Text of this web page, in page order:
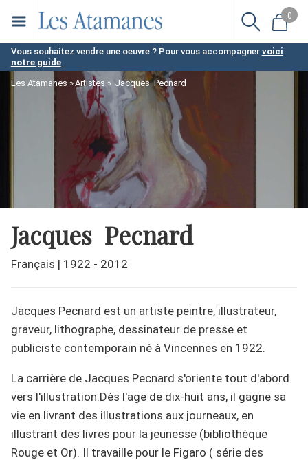
au
contenu
principal
0
Vous souhaitez vendre une oeuvre ? Pour vous accompagner voici
notre guide
Les Atamanes
Artistes Jacques Pecnard
Jacques Pecnard
Français | 1922 - 2012
Jacques Pecnard est un artiste peintre, illustrateur,
graveur, lithographe, dessinateur de presse et
publiciste contemporain né à Vincennes en 1922.
La carrière de Jacques Pecnard s'oriente tout d'abord
vers l'illustration.Dès l'age de dix-huit ans, il gagne sa
vie en livrant des illustrations aux journeaux, en
illustrant des livres pour la jeunesse (bibliothèque
Rouge et Or). Il travaille pour le Figaro ( série des